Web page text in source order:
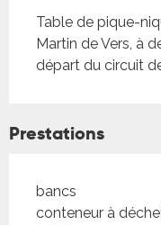
Table de pique-
Martin de Vers, à
départ du circuit
Prestations
bancs
conteneur à